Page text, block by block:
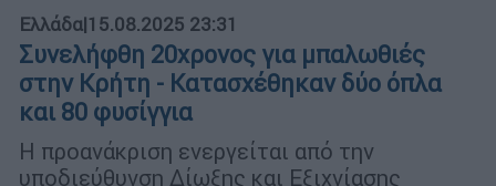
Ελλάδα|15.08.2025 23:31
Συνελήφθη 20χρονος για μπαλωθιές
στην Κρήτη - Κατασχέθηκαν δύο όπλα
και 80 φυσίγγια
Η προανάκριση ενεργείται από την
υποδιεύθυνση Δίωξης και Εξιχνίασης